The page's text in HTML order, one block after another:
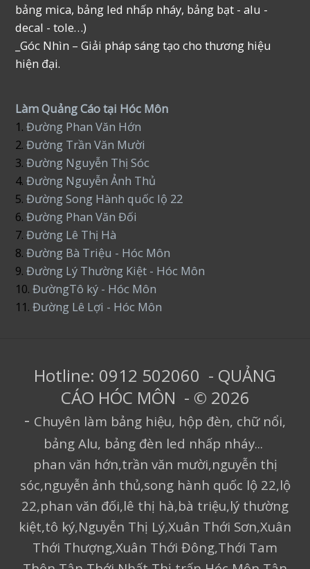
bảng mica, bảng led nhấp nháy, bảng bạt - alu -
decal - tole…)
_Góc Nhìn – Giải pháp sáng tạo cho thương hiệu
hiện đại.
Làm Quảng Cáo tại Hóc Môn
1.Đường Phan Văn Hớn
2.Đường Trần Văn Mười
3.Đường Nguyễn Thị Sóc
4. Đường Nguyễn Ảnh Thủ
5.Đường Song Hành quốc lộ 22
6.Đường Phan Văn Đối
7. Đường Lê Thị Hà
8.Đường Bà Triệu - Hóc Môn
9.Đường Lý Thường Kiệt - Hóc Môn
10.ĐườngTô ký - Hóc Môn
11.Đường Lê Lợi - Hóc Môn
Hotline: 0912 502060 - QUẢNG
CÁO HÓC MÔN - © 2026
- Chuyên làm bảng hiệu, hộp đèn, chữ nổi,
bảng Alu, bảng đèn led nhấp nháy...
phan văn hớn,trần văn mười,nguyễn thị
sóc,nguyễn ảnh thủ,song hành quốc lộ 22,lộ
22,phan văn đối,lê thị hà,bà triệu,lý thường
kiệt,tô ký,Nguyễn Thị Lý,Xuân Thới Sơn,Xuân
Thới Thượng,Xuân Thới Đông,Thới Tam